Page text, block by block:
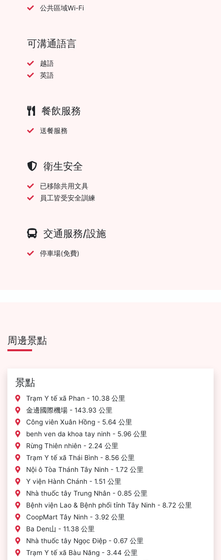
公共區域Wi-Fi
可溝通語言
越語
英語
餐飲服務
送餐服務
衛生安全
已移除共用文具
員工皆受安全訓練
交通服務/設施
停車場(免費)
周邊景點
景點
Trạm Y tế xã Phan - 10.38 公里
金邊國際機場 - 143.93 公里
Công viên Xuân Hồng - 5.64 公里
benh ven da khoa tay ninh - 5.96 公里
Rừng Thiên nhiên - 2.24 公里
Trạm Y tế xã Thái Bình - 8.56 公里
Nội ô Tòa Thánh Tây Ninh - 1.72 公里
Y viện Hành Chánh - 1.51 公里
Nhà thuốc tây Trung Nhân - 0.85 公里
Bệnh viện Lao & Bệnh phổi tỉnh Tây Ninh - 8.72 公里
CoopMart Tây Ninh - 3.92 公里
Ba Den山 - 11.38 公里
Nhà thuốc tây Ngọc Điệp - 0.67 公里
Trạm Y tế xã Bàu Năng - 3.44 公里